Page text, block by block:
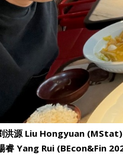
洪源 Liu Hongyuan (MStat)
睿 Yang Rui (BEcon&Fin